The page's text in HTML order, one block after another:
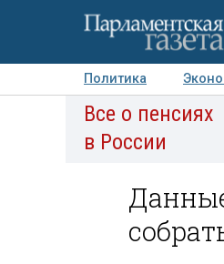
Политика
Авторы Персоны
Все о пенсиях
в России